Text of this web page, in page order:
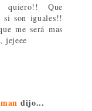
quiero!! Que
si son iguales!!
me será mas
jejeee
dijo...